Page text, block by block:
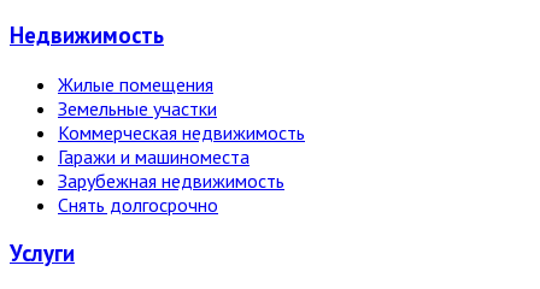
Недвижи­мость
Жилые помещения
Земельные участки
Коммерческая недвижимость
Гаражи и машиноместа
Зарубежная недвижимость
Снять долгосрочно
Услуги